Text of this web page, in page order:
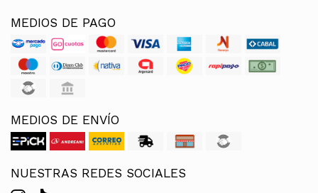
MEDIOS DE PAGO
MEDIOS DE ENVÍO
NUESTRAS REDES SOCIALES